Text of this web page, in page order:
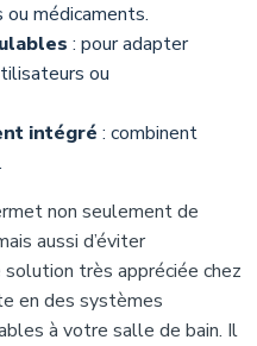
médicaments.
: pour adapter
ou
intégré : combinent
non seulement de
aussi d’éviter
solution très appréciée chez
en des systèmes
à votre salle de bain. Il